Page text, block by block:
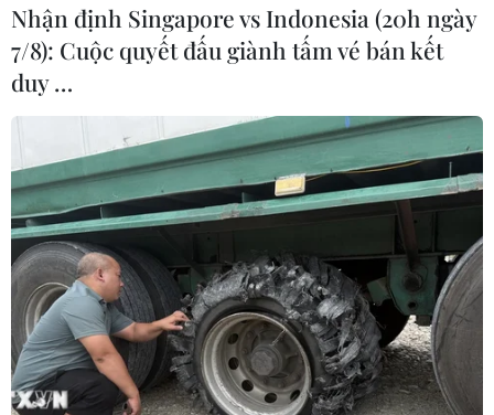
Tây Ban Nha: 100 người thiệt mạng
trong vụ vượt biển ồ ạt vào Ceuta
06/08/2026 16:03
Đức tuyên án chung thân đối tượng
gây vụ lao xe vào đám đông ở
Munich
06/08/2026 15:57
Italy và Hy Lạp trở thành điểm nóng
của virus Tây sông Nile
Nhận định Singapore vs Indonesia (20h ngày
7/8): Cuộc quyết đấu giành tấm vé bán kết
duy …